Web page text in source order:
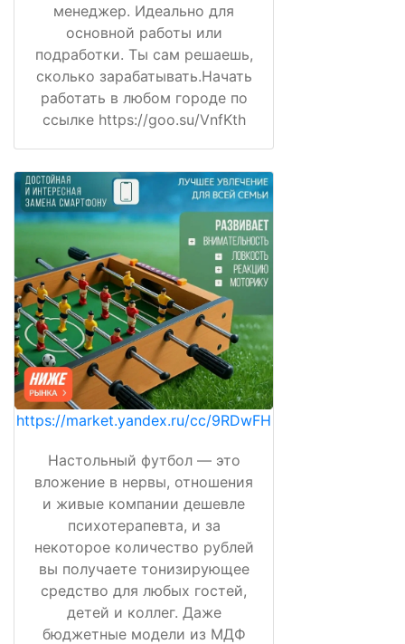
менеджер. Идеально для
основной работы или
подработки. Ты сам решаешь,
сколько зарабатывать.Начать
работать в любом городе по
ссылке https://goo.su/VnfKth
https://market.yandex.ru/cc/9RDwFH
Настольный футбол — это
вложение в нервы, отношения
и живые компании дешевле
психотерапевта, и за
некоторое количество рублей
вы получаете тонизирующее
средство для любых гостей,
детей и коллег. Даже
бюджетные модели из МДФ